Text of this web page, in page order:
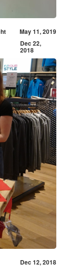
May 11, 2019
Dec 22,
2018
Dec 12, 2018